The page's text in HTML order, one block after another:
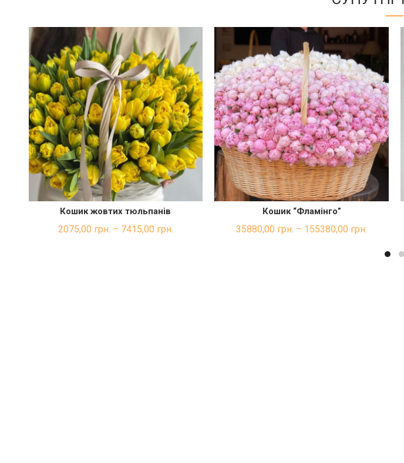
ШВИДКА ПОКУПКА
Кошик жовтих тюльпанів
2075,00 грн. – 7415,00 грн.
ШВИДКА ПОКУПКА
Кошик “Фламінго”
35880,00 грн. – 155380,00 грн.